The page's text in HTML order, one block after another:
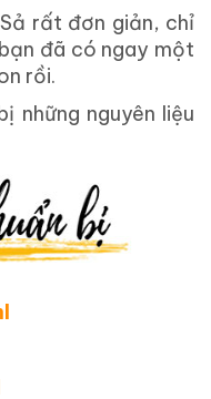
rất đơn giản, chỉ
đã có ngay một
rồi.
những nguyên liệu